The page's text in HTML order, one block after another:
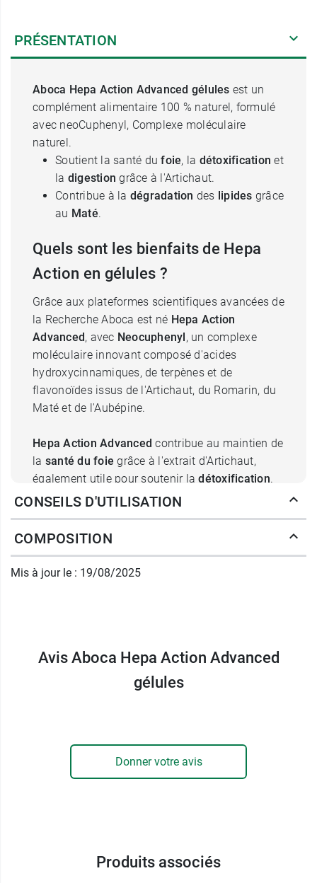
PRÉSENTATION
Aboca Hepa Action Advanced gélules est un
complément alimentaire 100 % naturel, formulé
avec neoCuphenyl, Complexe moléculaire
naturel.
Soutient la santé dufoie, la détoxification et
la digestiongrâce à l'Artichaut.
Contribue à la dégradation des lipides grâce
au Maté.
Quels sont les bienfaits de Hepa
Action en gélules ?
Grâce aux plateformes scientifiques avancées de
la Recherche Aboca est né Hepa Action
Advanced, avec Neocuphenyl, un complexe
moléculaire innovant composé d'acides
hydroxycinnamiques, de terpènes et de
flavonoïdes issus de l'Artichaut, du Romarin, du
Maté et de l'Aubépine.
Hepa Action Advanced contribue au maintien de
la santé du foie grâce à l'extrait d'Artichaut,
également utile pour soutenir ladétoxification.
La formulation a été enrichie avec l'extrait de
du foieet lafonction biliaire
naturel etbiodégradable à 100 %: il ne contient
pas de substances de synthèse, semi-synthèse
ou génétiquement modifiées.
Advanced gélules
Il est conseillé de prendre 1 gélule deux fois par
Avec un système intégré unique au monde, qui
CONSEILS D'UTILISATION
COMPOSITION
Mis à jour le : 19/08/2025
Avis Aboca Hepa Action Advanced
gélules
Donner votre avis
Produits associés